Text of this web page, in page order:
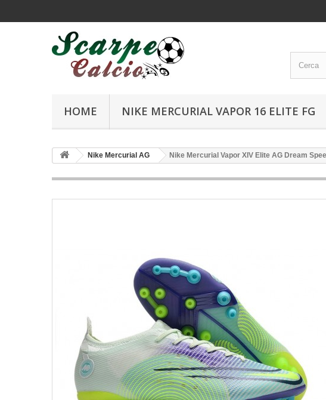
HOME NIKE MERCURIAL VAPOR 16 ELITE FG
Nike Mercurial AG Nike Mercurial Vapor XIV Elite AG Dream